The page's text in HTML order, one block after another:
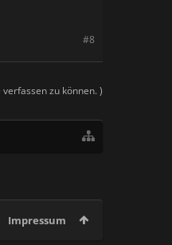
#8
zu können. )
Impressum